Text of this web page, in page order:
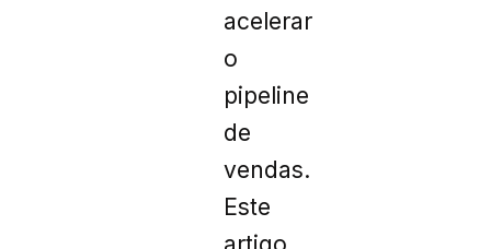
acelerar
o
pipeline
de
vendas.
Este